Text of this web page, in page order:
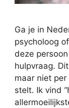
Ga je in
psycholoog
deze
hulpvraag.
maar niet
stelt. Ik vind